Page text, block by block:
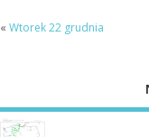
« Wtorek 22 grudnia